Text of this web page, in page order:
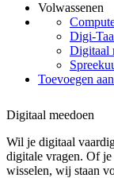
Volwassenen
Digi-
Digitaal
Toevoegen
Digitaal meedoen
Wil je digitaal
digitale vragen. Of
wisselen, wij staan